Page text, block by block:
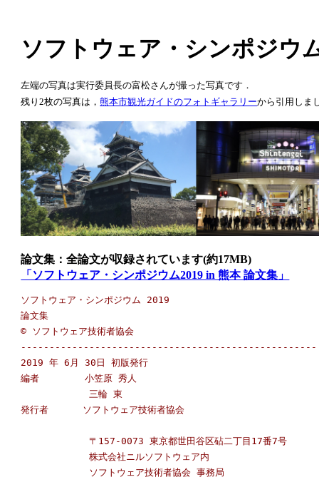
ソフトウェア・シンポジウ
左端の写真は実行委員長の富松さんが撮った写真です．
残り2枚の写真は，熊本市観光ガイドのフォトギャラリーから引用しま
論文集：全論文が収録されています(約17MB)
「ソフトウェア・シンポジウム2019 in 熊本 論文集」
ソフトウェア・シンポジウム 2019
論文集
© ソフトウェア技術者協会
----------------------------------------------------
2019 年 6月 30日 初版発行
編者        小笠原 秀人
            三輪 東
発行者      ソフトウェア技術者協会
            〒157-0073 東京都世田谷区砧二丁目17番7号
            株式会社ニルソフトウェア内
            ソフトウェア技術者協会 事務局